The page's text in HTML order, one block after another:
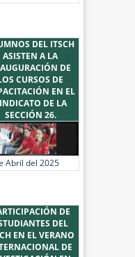
DEL ITSCH
ASISTEN A LA
DE
CURSOS DE
EN EL
DE LA
SECCIÓN 26.
Abril del 2025
DE
DEL
EN EL VERANO
DE